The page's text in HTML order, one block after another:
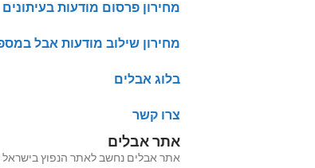
מחירון פרסום מודעות בעיתונים
מחירון שילוב מודעות אבל
בלוג אבלים
צרו קשר
אתר אבלים
אתר אבלים נחשב לאתר הנפוץ בישראל לפרסום מודעות אבל מעל 20